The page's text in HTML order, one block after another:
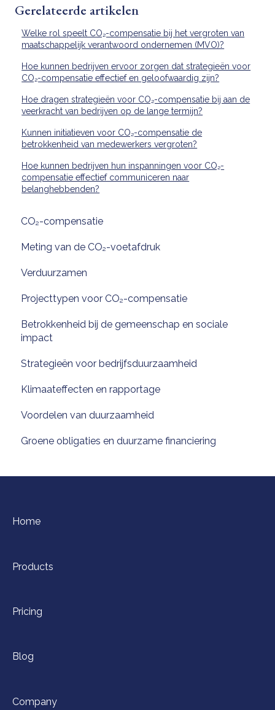
Gerelateerde artikelen
Welke rol speelt CO₂-compensatie bij het vergroten van
maatschappelijk verantwoord ondernemen (MVO)?
Hoe kunnen bedrijven ervoor zorgen dat strategieën voor
CO₂-compensatie effectief en geloofwaardig zijn?
Hoe dragen strategieën voor CO₂-compensatie bij aan de
veerkracht van bedrijven op de lange termijn?
Kunnen initiatieven voor CO₂-compensatie de
betrokkenheid van medewerkers vergroten?
Hoe kunnen bedrijven hun inspanningen voor CO₂-
compensatie effectief communiceren naar
belanghebbenden?
CO₂-compensatie
Meting van de CO₂-voetafdruk
Verduurzamen
Projecttypen voor CO₂-compensatie
Betrokkenheid bij de gemeenschap en sociale
impact
Strategieën voor bedrijfsduurzaamheid
Klimaateffecten en rapportage
Voordelen van duurzaamheid
Groene obligaties en duurzame financiering
Home
Products
Pricing
Blog
Company